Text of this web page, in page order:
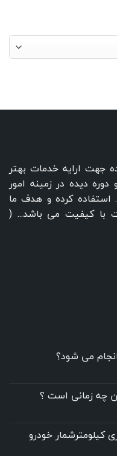
جهت ارایه خدمات بهتر
دیده در زمینه امور
استفاده کرده و هدف ما
با کیفیت می باشد... (
می شود؟
چه زمانی است ؟
خودرو